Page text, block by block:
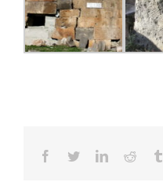
Facebook
TwitterLinkedinReddit